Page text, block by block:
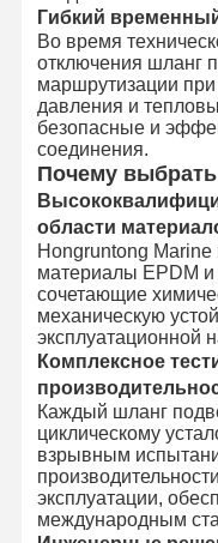
Гибкий
Во время
отключения шланг
маршрутизации
давления и
безопасные и
соединения.
Почему
области
Hongruntong
материалы EPDM
сочетающие
механическую
эксплуатационной
Комплексное
Каждый шланг
циклическому
взрывным
эксплуатации,
международным